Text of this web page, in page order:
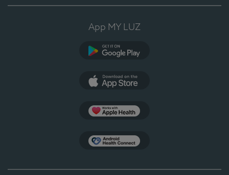
App MY LUZ